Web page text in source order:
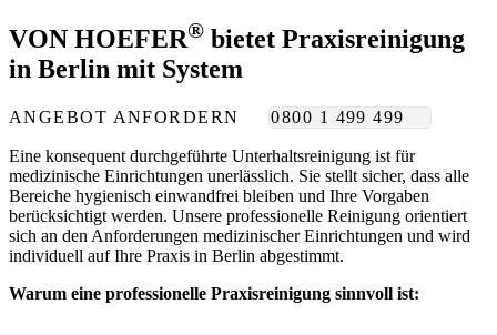
VON HOEFER® bietet Praxisreinigung
in Berlin mit System
ANGEBOT ANFORDERN 0800 1 499 499
Eine konsequent durchgeführte Unterhaltsreinigung ist für
medizinische Einrichtungen unerlässlich. Sie stellt sicher, dass alle
Bereiche hygienisch einwandfrei bleiben und Ihre Vorgaben
berücksichtigt werden. Unsere professionelle Reinigung orientiert
sich an den Anforderungen medizinischer Einrichtungen und wird
individuell auf Ihre Praxis in Berlin abgestimmt.
Warum eine professionelle Praxisreinigung sinnvoll ist: